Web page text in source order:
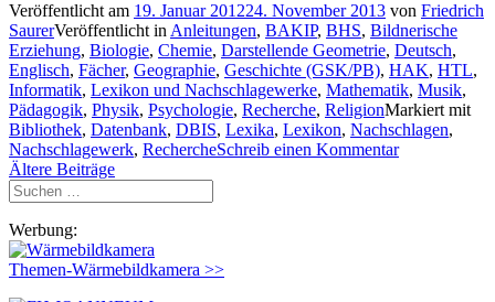
Veröffentlicht am 19. Januar 201224. November 2013 von Friedrich
SaurerVeröffentlicht in Anleitungen, BAKIP, BHS, Bildnerische
Erziehung, Biologie, Chemie, Darstellende Geometrie, Deutsch,
Englisch, Fächer, Geographie, Geschichte (GSK/PB), HAK, HTL,
Informatik, Lexikon und Nachschlagewerke, Mathematik, Musik,
Pädagogik, Physik, Psychologie, Recherche, ReligionMarkiert mit
Bibliothek, Datenbank, DBIS, Lexika, Lexikon, Nachschlagen,
Nachschlagewerk, RechercheSchreib einen Kommentar
Beitragsnavigation
Ältere Beiträge
Suchen
nach:
Werbung:
Themen-Wärmebildkamera >>